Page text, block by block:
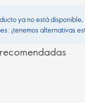
ya no está
¡tenemos alternativas